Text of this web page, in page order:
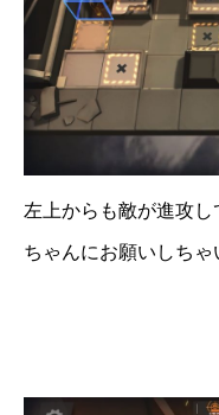
左上からも敵が進攻
ちゃんにお願いしちゃ